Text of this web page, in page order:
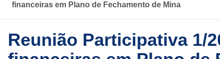
financeiras em Plano de Fechamento de Mina
Reunião Participativa 1/